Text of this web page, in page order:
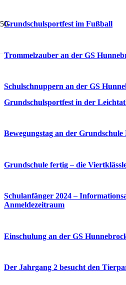
Grundschulsportfest im Fußball
Trommelzauber an der GS
Schulschnuppern an der GS
Grundschulsportfest in der
Bewegungstag an der
Grundschule fertig – die
Schulanfänger 2024 –
Anmeldezeitraum
Einschulung an der GS
Der Jahrgang 2 besucht den